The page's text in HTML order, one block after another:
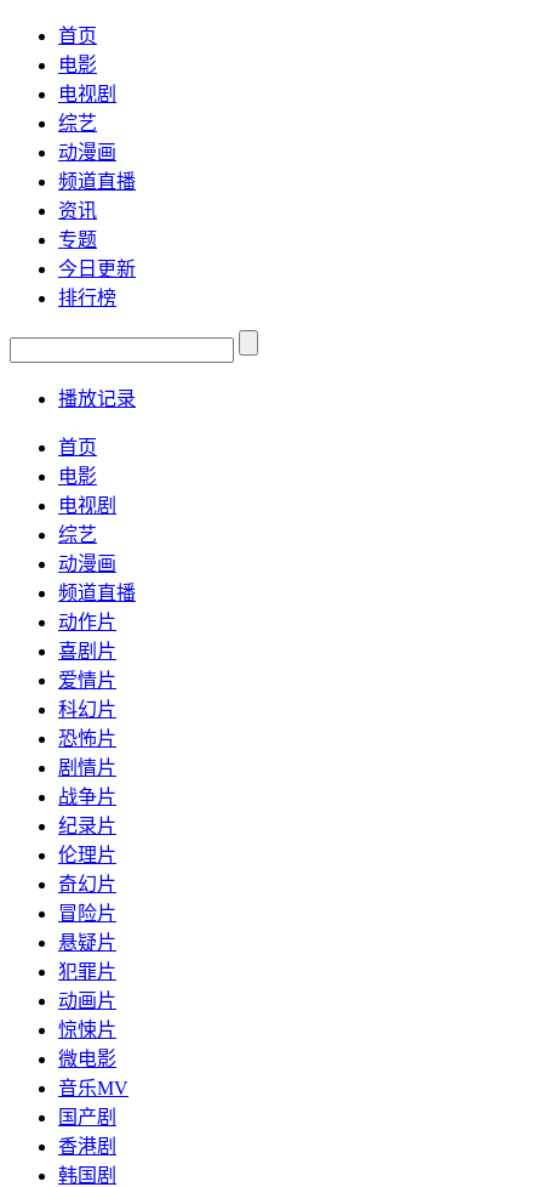
首页
电影
电视剧
综艺
动漫画
频道直播
资讯
专题
今日更新
排行榜
播放记录
首页
电影
电视剧
综艺
动漫画
频道直播
动作片
喜剧片
爱情片
科幻片
恐怖片
剧情片
战争片
纪录片
伦理片
奇幻片
冒险片
悬疑片
犯罪片
动画片
惊悚片
微电影
音乐MV
国产剧
香港剧
韩国剧